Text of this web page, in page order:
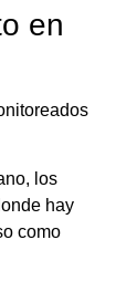
en
los
hay
como